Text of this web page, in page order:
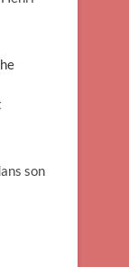
son